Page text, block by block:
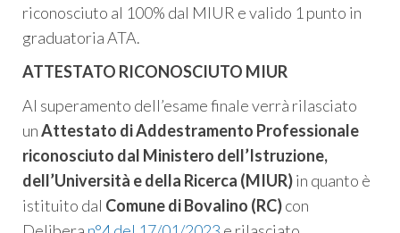
riconosciuto al 100% dal MIUR e valido 1 punto in
graduatoria ATA.
ATTESTATO RICONOSCIUTO MIUR
Al superamento dell’esame finale verrà rilasciato
unAttestato di Addestramento Professionale
riconosciuto dal Ministero dell’Istruzione,
dell’Università e della Ricerca (MIUR)in quanto è
istituito dal Comune di Bovalino (RC)con